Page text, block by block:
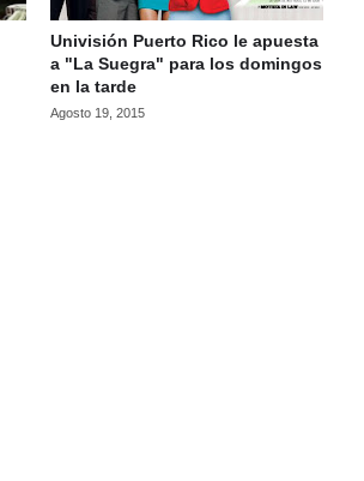
Univisión Puerto Rico le apuesta
a "La Suegra" para los domingos
en la tarde
Agosto 19, 2015